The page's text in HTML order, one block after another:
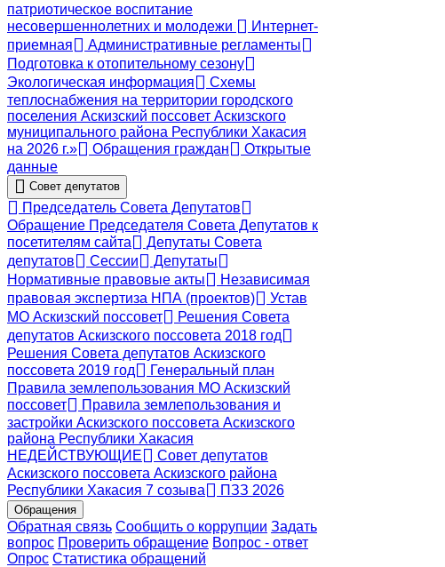
патриотическое воспитание
несовершеннолетних и молодежи
Интернет-
приемная
Административные регламенты
Подготовка к отопительному сезону
Экологическая информация
Схемы
теплоснабжения на территории городского
поселения Аскизский поссовет Аскизского
муниципального района Республики Хакасия
на 2026 г.»
Обращения граждан
Открытые
данные
Совет депутатов
Председатель Совета Депутатов
Обращение Председателя Совета Депутатов к
посетителям сайта
Депутаты Совета
депутатов
Сессии
Депутаты
Нормативные правовые акты
Независимая
правовая экспертиза НПА (проектов)
Устав
МО Аскизский поссовет
Решения Совета
депутатов Аскизского поссовета 2018 год
Решения Совета депутатов Аскизского
поссовета 2019 год
Генеральный план
Правила землепользования МО Аскизский
поссовет
Правила землепользования и
застройки Аскизского поссовета Аскизского
района Республики Хакасия
НЕДЕЙСТВУЮЩИЕ
Совет депутатов
Аскизского поссовета Аскизского района
Республики Хакасия 7 созыва
ПЗЗ 2026
Обращения
Обратная связь Сообщить о коррупции Задать
вопрос Проверить обращение Вопрос - ответ
Опрос Статистика обращений